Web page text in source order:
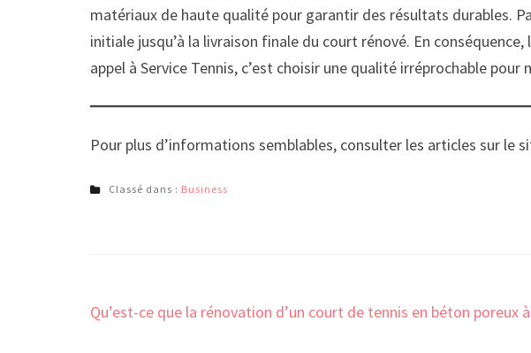
matériaux de haute qualité pour garantir des résultats durables.
initiale jusqu’à la livraison finale du court rénové. En
appel à Service Tennis, c’est choisir une qualité irréprochable
Pour plus d’informations semblables, consulter les articles sur le
Classé dans : Business
Navigation
Qu’est-ce que la rénovation d’un court de tennis en béton poreux